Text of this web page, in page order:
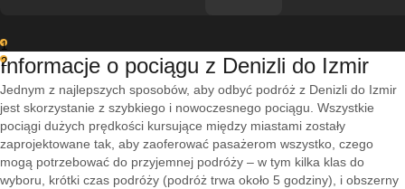
1
2
Informacje o pociągu z Denizli do Izmir
Jednym z najlepszych sposobów, aby odbyć podróż z Denizli do Izmir
jest skorzystanie z szybkiego i nowoczesnego pociągu. Wszystkie
pociągi dużych prędkości kursujące między miastami zostały
zaprojektowane tak, aby zaoferować pasażerom wszystko, czego
mogą potrzebować do przyjemnej podróży – w tym kilka klas do
wyboru, krótki czas podróży (podróż trwa około 5 godziny), i obszerny